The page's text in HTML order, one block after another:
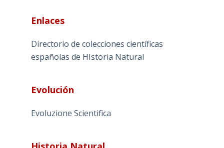
Enlaces
Directorio de colecciones científicas
españolas de HIstoria Natural
Evolución
Evoluzione Scientifica